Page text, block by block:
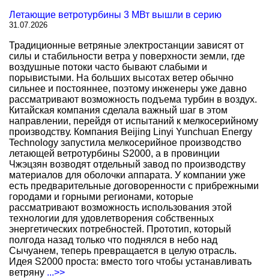
Летающие ветротурбины 3 МВт вышли в серию
31.07.2026
Традиционные ветряные электростанции зависят от
силы и стабильности ветра у поверхности земли, где
воздушные потоки часто бывают слабыми и
порывистыми. На больших высотах ветер обычно
сильнее и постояннее, поэтому инженеры уже давно
рассматривают возможность подъема турбин в воздух.
Китайская компания сделала важный шаг в этом
направлении, перейдя от испытаний к мелкосерийному
производству. Компания Beijing Linyi Yunchuan Energy
Technology запустила мелкосерийное производство
летающей ветротурбины S2000, а в провинции
Чжэцзян возводят отдельный завод по производству
материалов для оболочки аппарата. У компании уже
есть предварительные договоренности с прибрежными
городами и горными регионами, которые
рассматривают возможность использования этой
технологии для удовлетворения собственных
энергетических потребностей. Прототип, который
полгода назад только что поднялся в небо над
Сычуанем, теперь превращается в целую отрасль.
Идея S2000 проста: вместо того чтобы устанавливать
ветряну ...>>